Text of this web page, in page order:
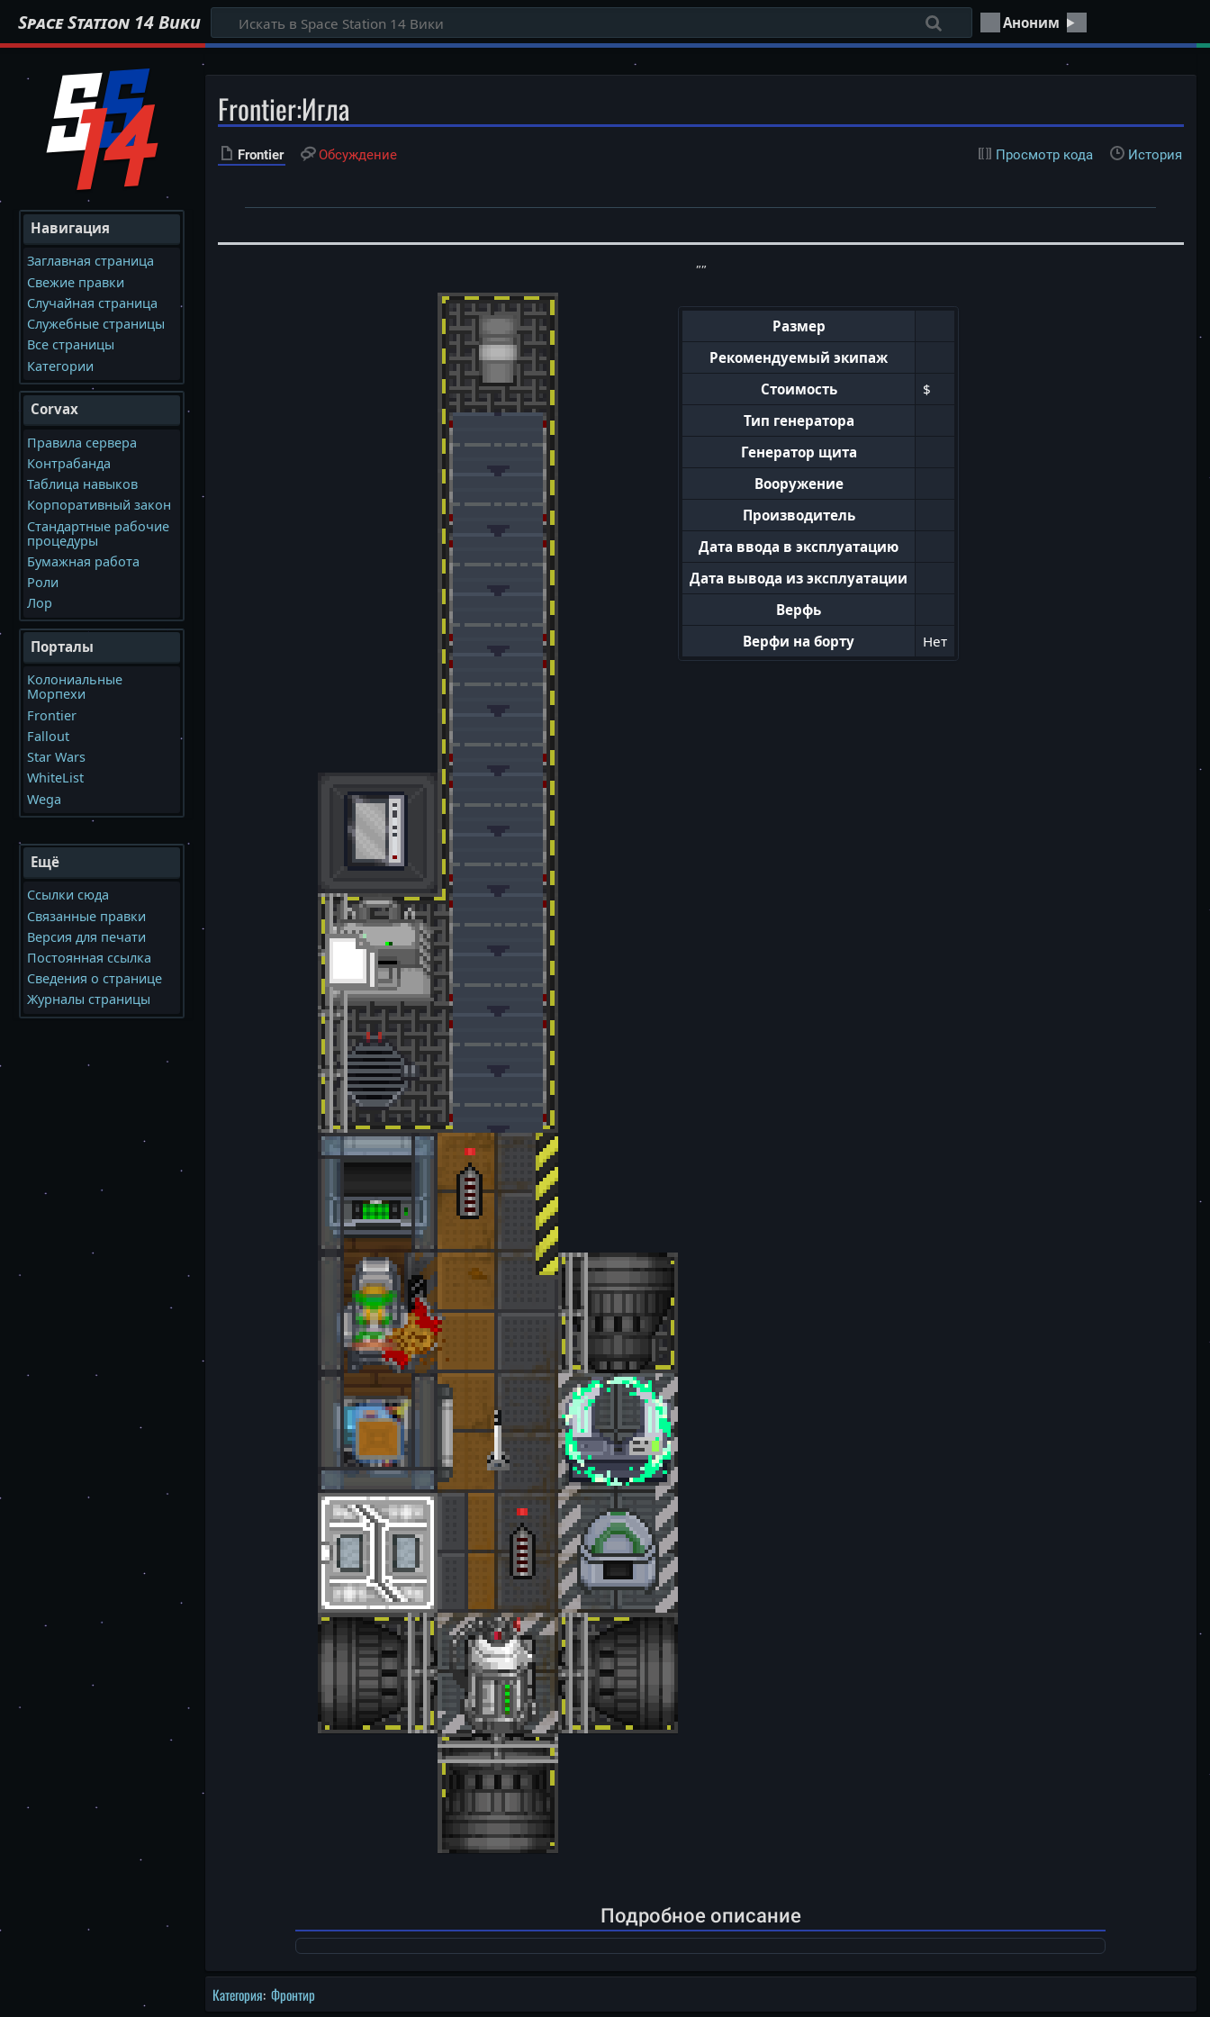
Аноним
Space Station 14 Вики
Frontier:Игла
Frontier Обсуждение Просмотр кода История
""
Размер
Рекомендуемый экипаж
Стоимость
$
Тип генератора
Генератор щита
Вооружение
Производитель
Дата ввода в эксплуатацию
Дата вывода из эксплуатации
Верфь
Верфи на борту
Нет
Подробное описание
Категория: Фронтир
Навигация
Заглавная страница
Свежие правки
Случайная страница
Служебные страницы
Все страницы
Категории
Corvax
Правила сервера
Контрабанда
Таблица навыков
Корпоративный закон
Стандартные рабочие
процедуры
Бумажная работа
Роли
Лор
Порталы
Колониальные
Морпехи
Frontier
Fallout
Star Wars
WhiteList
Wega
Ещё
Ссылки сюда
Связанные правки
Версия для печати
Постоянная ссылка
Сведения о странице
Журналы страницы